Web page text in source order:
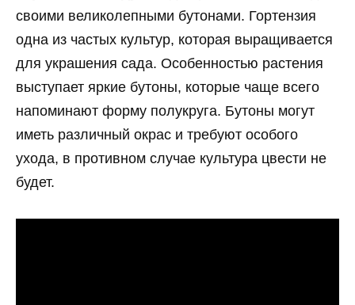
своими великолепными бутонами. Гортензия
одна из частых культур, которая выращивается
для украшения сада. Особенностью растения
выступает яркие бутоны, которые чаще всего
напоминают форму полукруга. Бутоны могут
иметь различный окрас и требуют особого
ухода, в противном случае культура цвести не
будет.